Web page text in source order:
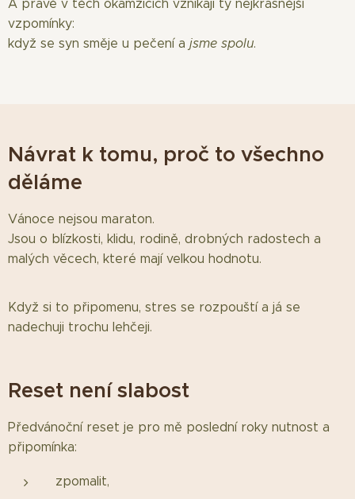
A právě v těch okamžicích vznikají ty nejkrásnější
vzpomínky:
když se syn směje u pečení a jsme spolu.
Návrat k tomu, proč to všechno
děláme
Vánoce nejsou maraton.
Jsou o blízkosti, klidu, rodině, drobných radostech a
malých věcech, které mají velkou hodnotu.
Když si to připomenu, stres se rozpouští a já se
nadechuji trochu lehčeji.
Reset není slabost
Předvánoční reset je pro mě poslední roky nutnost a
připomínka:
zpomalit,